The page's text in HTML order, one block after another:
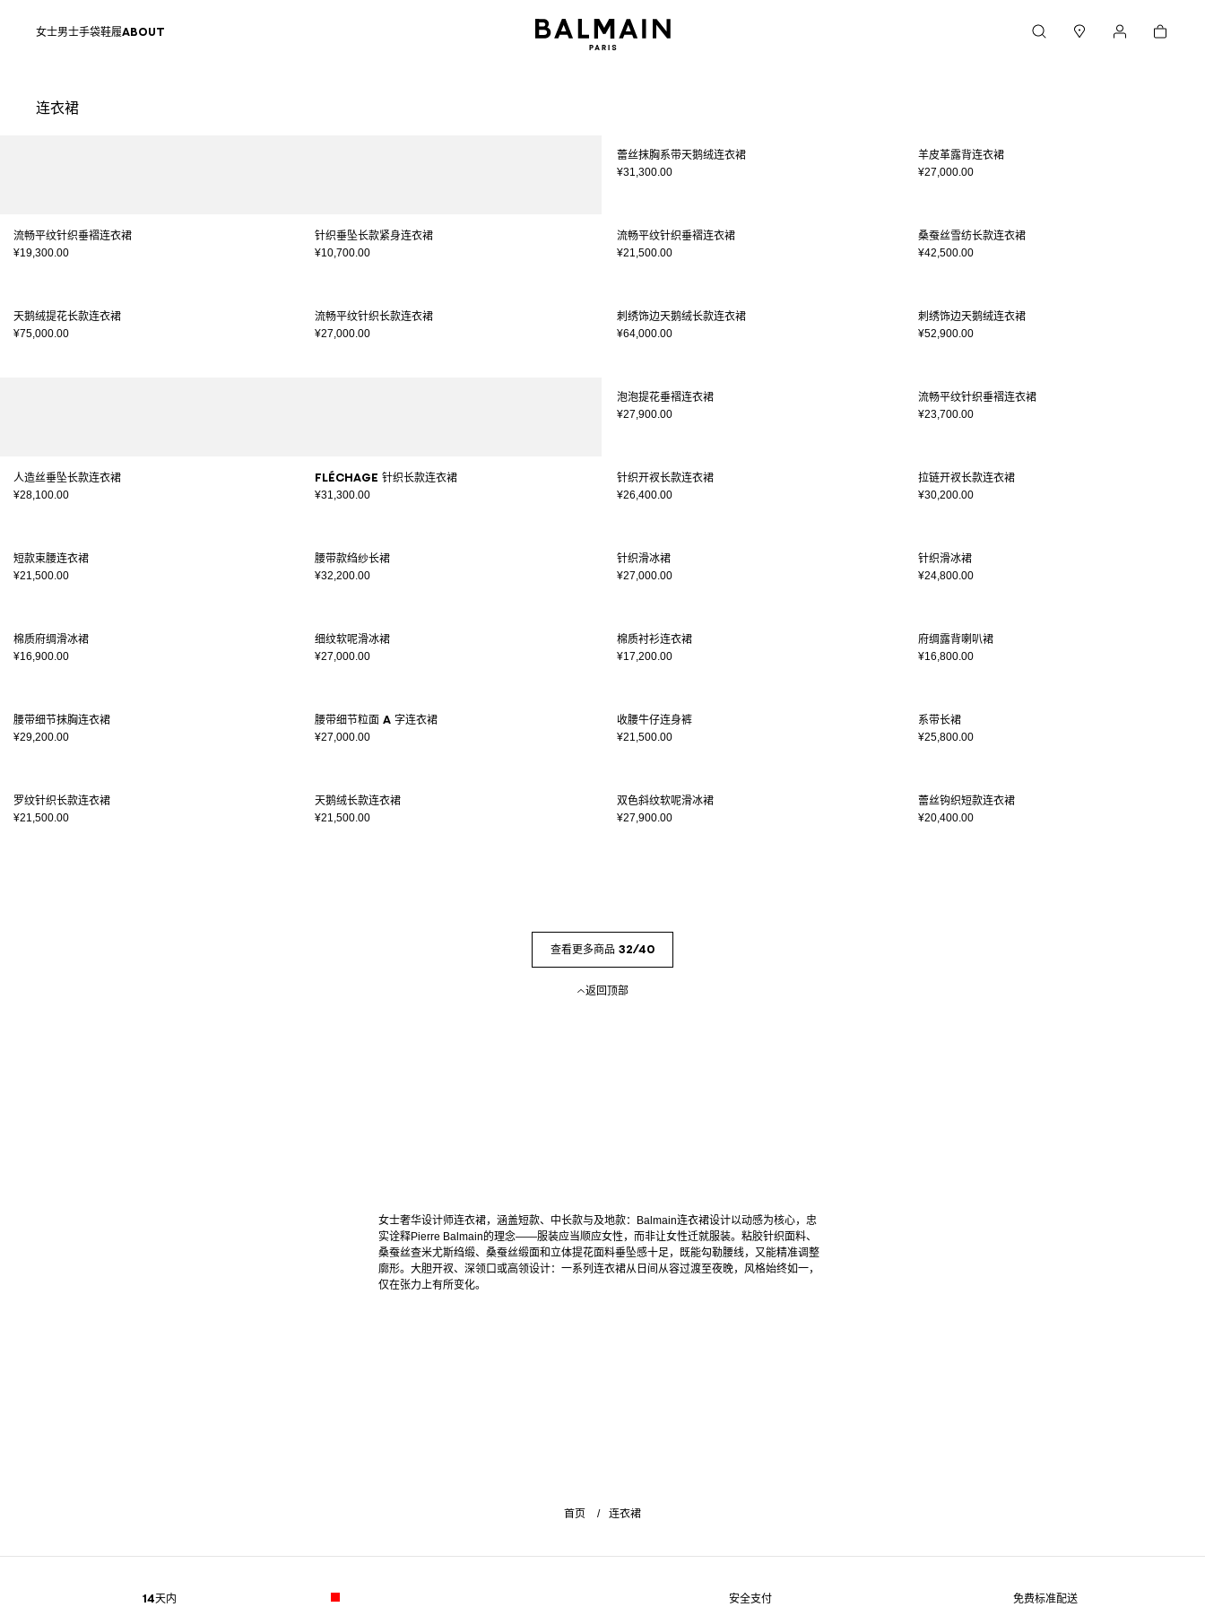
女士男士手袋鞋履ABOUT 购物车
连衣裙
蕾丝抹胸系带天鹅绒连衣裙
¥31,300.00
羊皮革露背连衣裙
¥27,000.00
流畅平纹针织垂褶连衣裙
¥19,300.00
针织垂坠长款紧身连衣裙
¥10,700.00
流畅平纹针织垂褶连衣裙
¥21,500.00
桑蚕丝雪纺长款连衣裙
¥42,500.00
天鹅绒提花长款连衣裙
¥75,000.00
流畅平纹针织长款连衣裙
¥27,000.00
刺绣饰边天鹅绒长款连衣裙
¥64,000.00
刺绣饰边天鹅绒连衣裙
¥52,900.00
泡泡提花垂褶连衣裙
¥27,900.00
流畅平纹针织垂褶连衣裙
¥23,700.00
人造丝垂坠长款连衣裙
¥28,100.00
Fléchage 针织长款连衣裙
¥31,300.00
针织开衩长款连衣裙
¥26,400.00
拉链开衩长款连衣裙
¥30,200.00
短款束腰连衣裙
¥21,500.00
腰带款绉纱长裙
¥32,200.00
针织滑冰裙
¥27,000.00
针织滑冰裙
¥24,800.00
棉质府绸滑冰裙
¥16,900.00
细纹软呢滑冰裙
¥27,000.00
棉质衬衫连衣裙
¥17,200.00
府绸露背喇叭裙
¥16,800.00
腰带细节抹胸连衣裙
¥29,200.00
腰带细节粒面 A 字连衣裙
¥27,000.00
收腰牛仔连身裤
¥21,500.00
系带长裙
¥25,800.00
罗纹针织长款连衣裙
¥21,500.00
天鹅绒长款连衣裙
¥21,500.00
双色斜纹软呢滑冰裙
¥27,900.00
蕾丝钩织短款连衣裙
¥20,400.00
查看更多商品 32/40
返回顶部
女士奢华设计师连衣裙，涵盖短款、中长款与及地款：Balmain连衣裙设计以动感为核心，忠
实诠释Pierre Balmain的理念——服装应当顺应女性，而非让女性迁就服装。粘胶针织面料、
桑蚕丝查米尤斯绉缎、桑蚕丝缎面和立体提花面料垂坠感十足，既能勾勒腰线，又能精准调整
廓形。大胆开衩、深领口或高领设计：一系列连衣裙从日间从容过渡至夜晚，风格始终如一，
仅在张力上有所变化。
首页 连衣裙
14天内 安全支付 免费标准配送